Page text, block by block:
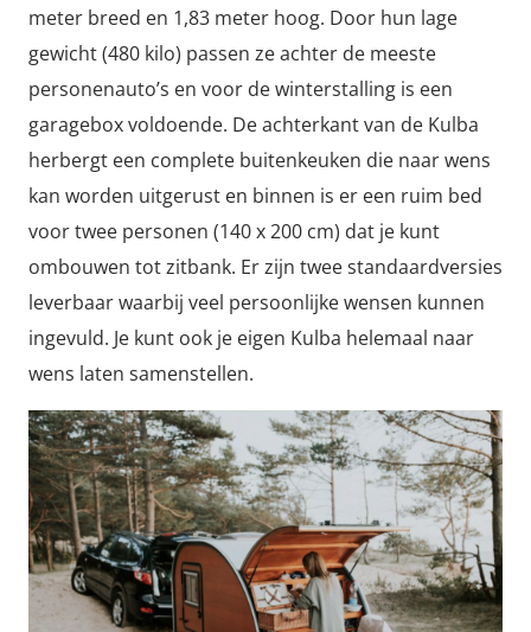
meter breed en 1,83 meter hoog. Door hun lage
gewicht (480 kilo) passen ze achter de meeste
personenauto’s en voor de winterstalling is een
garagebox voldoende. De achterkant van de Kulba
herbergt een complete buitenkeuken die naar wens
kan worden uitgerust en binnen is er een ruim bed
voor twee personen (140 x 200 cm) dat je kunt
ombouwen tot zitbank. Er zijn twee standaardversies
leverbaar waarbij veel persoonlijke wensen kunnen
ingevuld. Je kunt ook je eigen Kulba helemaal naar
wens laten samenstellen.